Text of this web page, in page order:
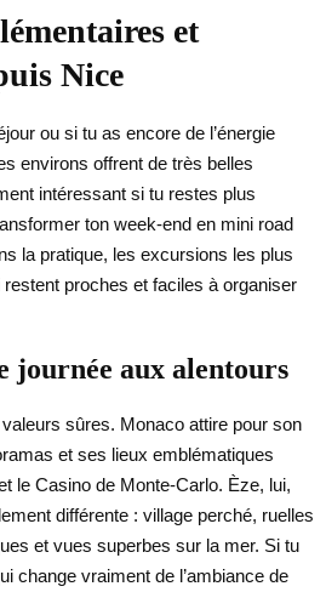
et
Nice
ou si tu as encore de l’énergie
environs offrent de très belles
intéressant si tu restes plus
ton week-end en mini road
la pratique, les excursions les plus
proches et faciles à organiser
journée aux alentours
sûres. Monaco attire pour son
et ses lieux emblématiques
le Casino de Monte-Carlo. Èze, lui,
différente : village perché, ruelles
et vues superbes sur la mer. Si tu
change vraiment de l’ambiance de